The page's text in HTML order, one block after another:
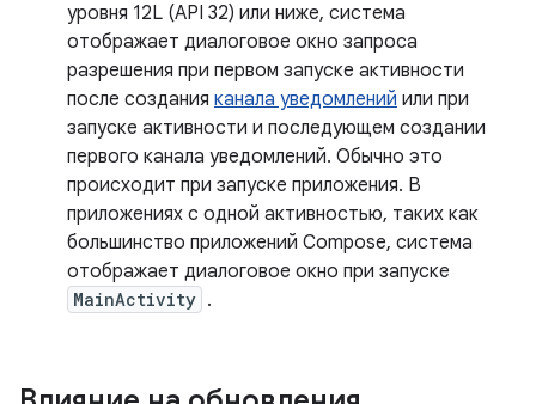
уровня 12L (API 32) или ниже, система
отображает диалоговое окно запроса
разрешения при первом запуске активности
после создания канала уведомлений или при
запуске активности и последующем создании
первого канала уведомлений. Обычно это
происходит при запуске приложения. В
приложениях с одной активностью, таких как
большинство приложений Compose, система
отображает диалоговое окно при запуске
MainActivity .